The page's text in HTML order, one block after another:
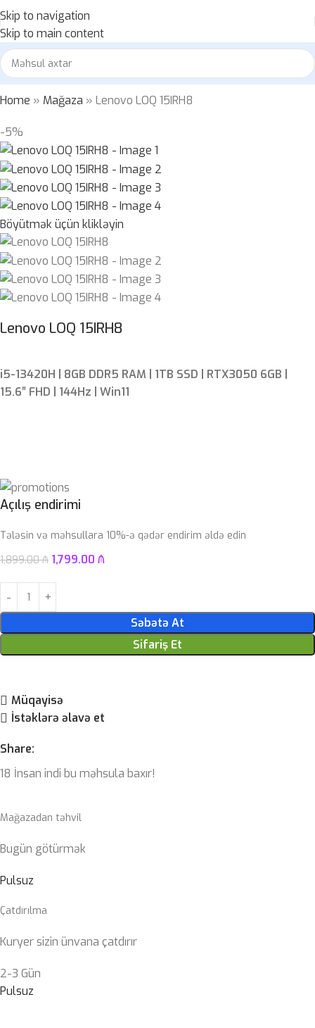
Skip to navigation
Skip to main content
Home » Mağaza » Lenovo LOQ 15IRH8
-5%
Böyütmək üçün klikləyin
Lenovo LOQ 15IRH8
i5-13420H | 8GB DDR5 RAM | 1TB SSD | RTX3050 6GB |
15.6″ FHD | 144Hz | Win11
Açılış endirimi
Tələsin və məhsullara 10%-ə qədər endirim əldə edin
1,899.00₼ 1,799.00 ₼
Səbətə At
Sifariş Et
Müqayisə
İstəklərə əlavə et
Share:
18 İnsan indi bu məhsula baxır!
Mağazadan təhvil
Bugün götürmək
Pulsuz
Çatdırılma
Kuryer sizin ünvana çatdırır
2-3 Gün
Pulsuz